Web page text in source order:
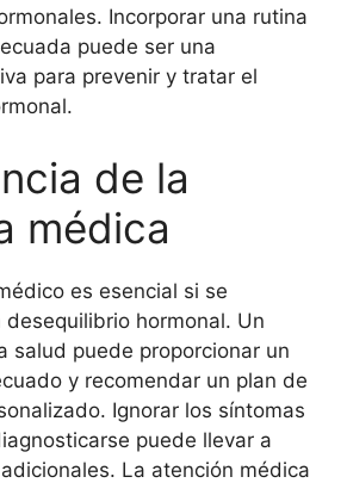
Incorporar una rutina
puede ser una
para prevenir y tratar el
de la
médica
es esencial si se
desequilibrio hormonal. Un
salud puede proporcionar un
y recomendar un plan de
Ignorar los síntomas
puede llevar a
La atención médica